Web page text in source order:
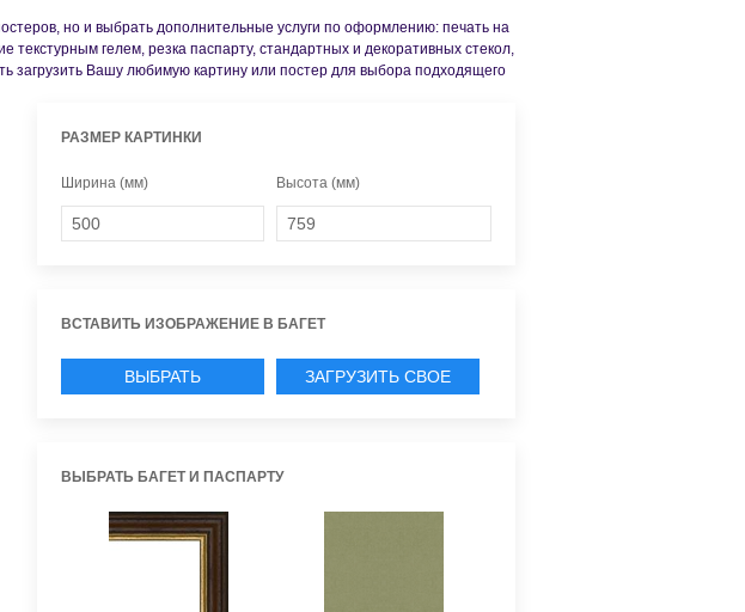
но и выбрать дополнительные услуги по оформлению: печать на
гелем, резка паспарту, стандартных и декоративных стекол,
загрузить Вашу любимую картину или постер для выбора подходящего
РАЗМЕР КАРТИНКИ
Ширина (мм) Высота (мм)
ВСТАВИТЬ ИЗОБРАЖЕНИЕ В БАГЕТ
ВЫБРАТЬ
ЗАГРУЗИТЬ СВОЕ
ВЫБРАТЬ БАГЕТ И ПАСПАРТУ